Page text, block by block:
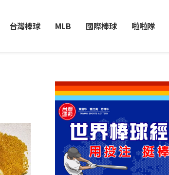
台灣棒球 MLB 國際棒球 啦啦隊